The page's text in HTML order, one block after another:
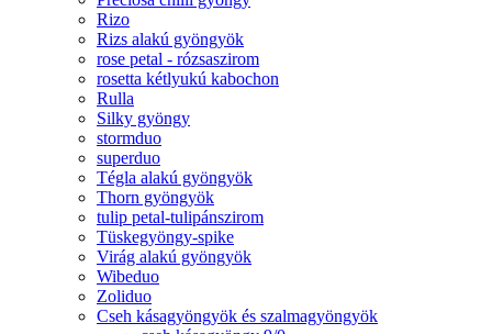
Rizo
Rizs alakú gyöngyök
rose petal - rózsaszirom
rosetta kétlyukú kabochon
Rulla
Silky gyöngy
stormduo
superduo
Tégla alakú gyöngyök
Thorn gyöngyök
tulip petal-tulipánszirom
Tüskegyöngy-spike
Virág alakú gyöngyök
Wibeduo
Zoliduo
Cseh kásagyöngyök és szalmagyöngyök